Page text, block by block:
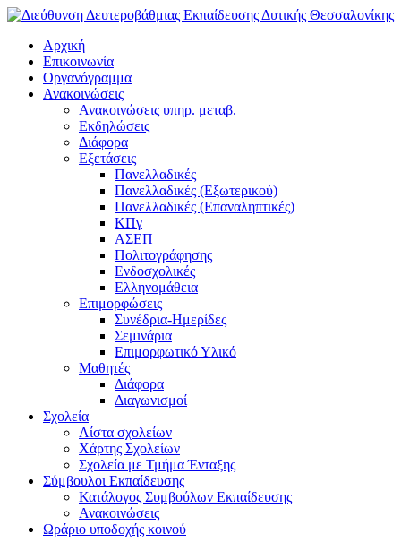
Αρχική
Επικοινωνία
Οργανόγραμμα
Ανακοινώσεις
Ανακοινώσεις υπηρ. μεταβ.
Εκδηλώσεις
Διάφορα
Εξετάσεις
Πανελλαδικές
Πανελλαδικές (Εξωτερικού)
Πανελλαδικές (Επαναληπτικές)
ΚΠγ
ΑΣΕΠ
Πολιτογράφησης
Ενδοσχολικές
Ελληνομάθεια
Επιμορφώσεις
Συνέδρια-Ημερίδες
Σεμινάρια
Επιμορφωτικό Υλικό
Μαθητές
Διάφορα
Διαγωνισμοί
Σχολεία
Λίστα σχολείων
Χάρτης Σχολείων
Σχολεία με Τμήμα Ένταξης
Σύμβουλοι Εκπαίδευσης
Κατάλογος Συμβούλων Εκπαίδευσης
Ανακοινώσεις
Ωράριο υποδοχής κοινού